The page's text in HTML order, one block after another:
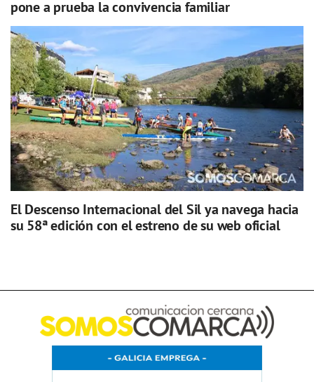
pone a prueba la convivencia familiar
El Descenso Internacional del Sil ya navega hacia
su 58ª edición con el estreno de su web oficial